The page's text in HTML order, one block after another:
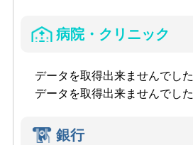
病院・クリニック
データを取得出来ませんでした
データを取得出来ませんでした
銀行